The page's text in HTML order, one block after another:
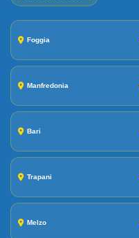
Foggia
Manfredonia
Bari
Trapani
Melzo